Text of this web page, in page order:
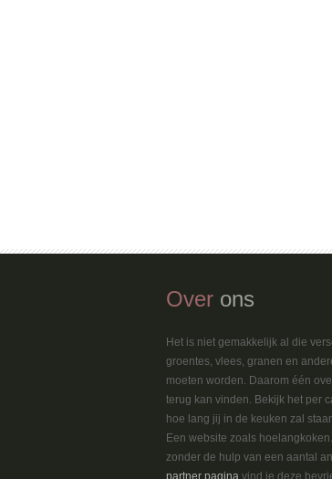
Over ons
Het is niet gemakkelijk al die
groentes, vlees, granen en
moeten worden. Daarom één
terug kan vinden. Bekijk het per
hoe lang jij in de keuken zal
Een website zoals
zonder de hulp van een aantal
partner pagina vind je deze